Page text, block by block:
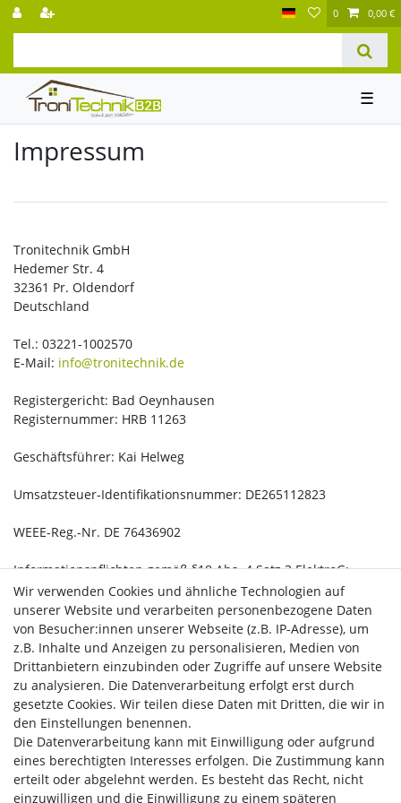
0 0,00 €
☰
Impressum
Tronitechnik GmbH
Hedemer Str. 4
32361 Pr. Oldendorf
Deutschland
Tel.: 03221-1002570
E-Mail: info@tronitechnik.de
Registergericht: Bad Oeynhausen
Registernummer: HRB 11263
Geschäftsführer: Kai Helweg
Umsatzsteuer-Identifikationsnummer: DE265112823
WEEE-Reg.-Nr. DE 76436902
Informationspflichten gemäß §18 Abs. 4 Satz 3 ElektroG:
https://www.bmuv.de/themen/wasser-ressourcen-
abfall/kreislaufwirtschaft/statistiken/elektro-und-
elektronikaltgeraete
Verantwortliche/r i.S.d. § 18 Abs. 2 MStV:
Kai Helweg, Hedemer Str. 4, 32361 Pr. Oldendorf
Zuständige Aufsichtsbehörde für das Angebot audiovisueller
Mediendienste:
Landesanstalt für Medien NRW, Zollhof 2, 40221 Düsseldorf,
Deutschland
Wir verwenden Cookies und ähnliche Technologien auf
unserer Website und verarbeiten personenbezogene Daten
von Besucher:innen unserer Webseite (z.B. IP-Adresse), um
z.B. Inhalte und Anzeigen zu personalisieren, Medien von
Drittanbietern einzubinden oder Zugriffe auf unsere Website
zu analysieren. Die Datenverarbeitung erfolgt erst durch
gesetzte Cookies. Wir teilen diese Daten mit Dritten, die wir in
den Einstellungen benennen.
Die Datenverarbeitung kann mit Einwilligung oder aufgrund
eines berechtigten Interesses erfolgen. Die Zustimmung kann
erteilt oder abgelehnt werden. Es besteht das Recht, nicht
einzuwilligen und die Einwilligung zu einem späteren